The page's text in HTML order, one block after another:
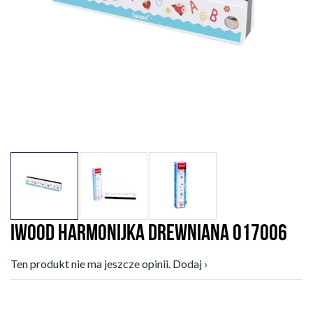
IWOOD HARMONIJKA DREWNIANA 017006
Ten produkt nie ma jeszcze opinii. Dodaj ›